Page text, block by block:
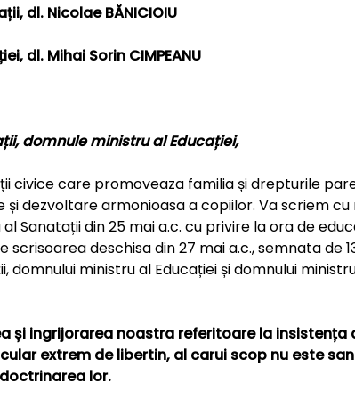
dl. Nicolae BĂNICIOIU
dl. Mihai Sorin CIMPEANU
domnule ministru al Educației,
civice care promoveaza familia și drepturile
dezvoltare armonioasa a copiilor. Va scriem
Sanatații din 25 mai a.c. cu privire la ora de
deschisa din 27 mai a.c., semnata de
domnului ministru al Educației și domnului
și ingrijorarea noastra referitoare la insistența
extrem de libertin, al carui scop nu este
lor.